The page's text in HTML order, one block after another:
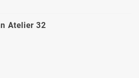
Atelier 32